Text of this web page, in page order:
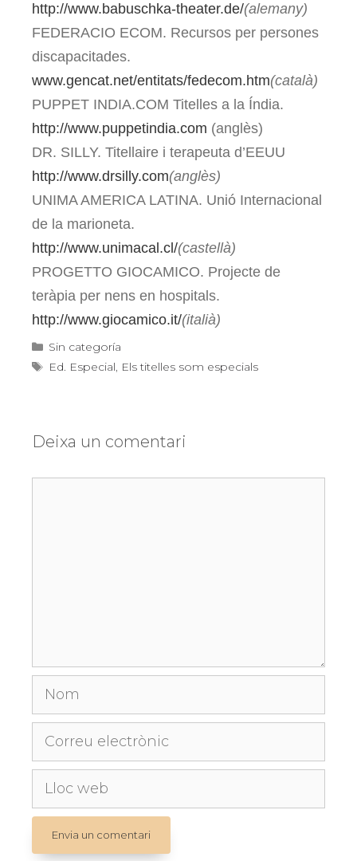
http://www.babuschka-theater.de/(alemany)
FEDERACIO ECOM. Recursos per persones
discapacitades.
www.gencat.net/entitats/fedecom.htm(català)
PUPPET INDIA.COM Titelles a la Índia.
http://www.puppetindia.com (anglès)
DR. SILLY. Titellaire i terapeuta d’EEUU
http://www.drsilly.com(anglès)
UNIMA AMERICA LATINA. Unió Internacional
de la marioneta.
http://www.unimacal.cl/(castellà)
PROGETTO GIOCAMICO. Projecte de
teràpia per nens en hospitals.
http://www.giocamico.it/(italià)
Categories
Sin categoría
Etiquetes
Ed. Especial, Els titelles som especials
Deixa un comentari
Nom
Correu
electrònic
Lloc
web